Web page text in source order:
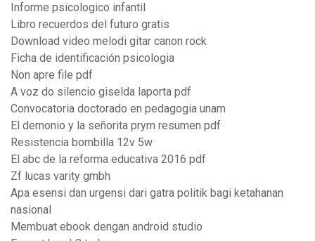
Informe psicologico infantil
Libro recuerdos del futuro gratis
Download video melodi gitar canon rock
Ficha de identificación psicologia
Non apre file pdf
A voz do silencio giselda laporta pdf
Convocatoria doctorado en pedagogia unam
El demonio y la señorita prym resumen pdf
Resistencia bombilla 12v 5w
El abc de la reforma educativa 2016 pdf
Zf lucas varity gmbh
Apa esensi dan urgensi dari gatra politik bagi ketahanan
nasional
Membuat ebook dengan android studio